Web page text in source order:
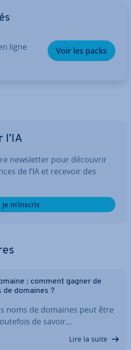
ligne Voir les packs
l’IA
news­let­ter pour découvrir
de l’IA et recevoir des
Je m’inscris
: comment gagner de
de domaines ?
noms de domaines peut être
de savoir…
Lire la suite